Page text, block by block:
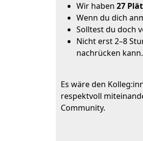
Wir haben 27
Wenn du dich
Solltest du doch
Nicht erst 2–8
nachrücken kann.
Es wäre den
respektvoll
Community.